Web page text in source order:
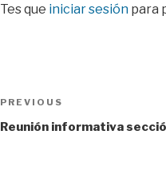
Tes que iniciar sesiónpara
Navegación
de
Previous
Post
PREVIOUS
Reunión informativa